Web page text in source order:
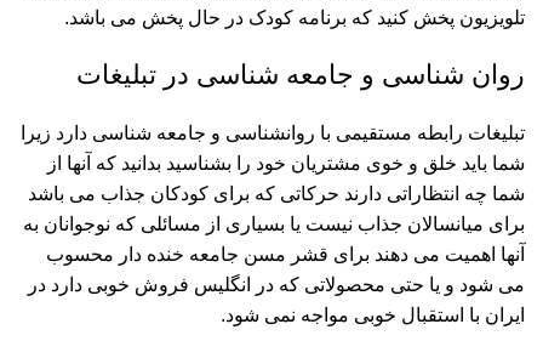
تلویزیون پخش کنید که برنامه کودک در حال پخش می باشد.
روان شناسی و جامعه شناسی در تبلیغات
تبلیغات رابطه مستقیمی با روانشناسی و جامعه شناسی دارد زیرا
شما باید خلق و خوی مشتریان خود را بشناسید بدانید که آنها از
شما چه انتظاراتی دارند حرکاتی که برای کودکان جذاب می باشد
برای میانسالان جذاب نیست یا بسیاری از مسائلی که نوجوانان به
آنها اهمیت می دهند برای قشر مسن جامعه خنده دار محسوب
می شود و یا حتی محصولاتی که در انگلیس فروش خوبی دارد در
ایران با استقبال خوبی مواجه نمی شود.